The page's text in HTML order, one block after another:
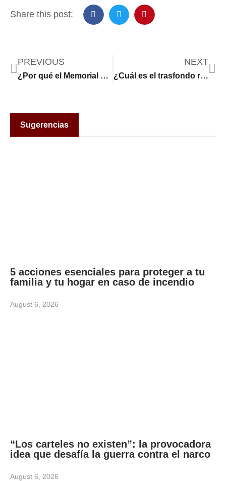
Share this post:
PREVIOUS
¿Por qué el Memorial Day también es una conmemoración hispana?
NEXT
¿Cuál es el trasfondo real de los sucesos en Los Ángeles?
Sugerencias
5 acciones esenciales para proteger a tu
familia y tu hogar en caso de incendio
August 6, 2026
“Los carteles no existen”: la provocadora
idea que desafía la guerra contra el narco
August 6, 2026